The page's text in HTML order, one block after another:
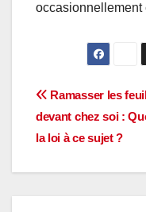
occasionnellement
de
l’article
Ramasser les
devant chez soi :
la loi à ce sujet ?